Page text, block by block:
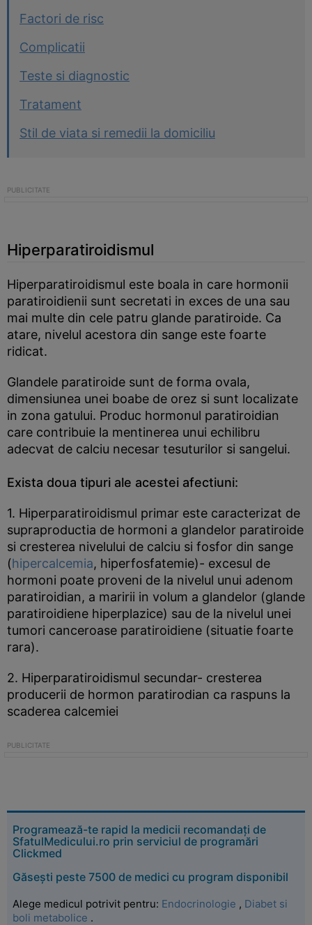
Factori de risc
Complicatii
Teste si diagnostic
Tratament
Stil de viata si remedii la domiciliu
Hiperparatiroidismul
Hiperparatiroidismul este boala in care hormonii
paratiroidienii sunt secretati in exces de una sau
mai multe din cele patru glande paratiroide. Ca
atare, nivelul acestora din sange este foarte
ridicat.
Glandele paratiroide sunt de forma ovala,
dimensiunea unei boabe de orez si sunt localizate
in zona gatului. Produc hormonul paratiroidian
care contribuie la mentinerea unui echilibru
adecvat de calciu necesar tesuturilor si sangelui.
Exista doua tipuri ale acestei afectiuni:
1. Hiperparatiroidismul primar este caracterizat de
supraproductia de hormoni a glandelor paratiroide
si cresterea nivelului de calciu si fosfor din sange
(hipercalcemia, hiperfosfatemie)- excesul de
hormoni poate proveni de la nivelul unui adenom
paratiroidian, a maririi in volum a glandelor (glande
paratiroidiene hiperplazice) sau de la nivelul unei
tumori canceroase paratiroidiene (situatie foarte
rara).
2. Hiperparatiroidismul secundar- cresterea
producerii de hormon paratirodian ca raspuns la
scaderea calcemiei
Programează-te rapid la medicii recomandați de
SfatulMedicului.ro prin serviciul de programări
Clickmed
Găsești peste 7500 de medici cu program disponibil
Alege medicul potrivit pentru: Endocrinologie , Diabet si
boli metabolice .